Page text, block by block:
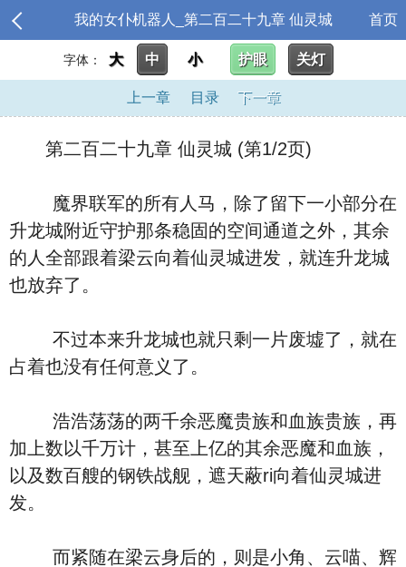
我的女仆机器人_第二百二十九章 仙灵城 首页
字体： 大 中 小 护眼 关灯
上一章 目录 下一章
第二百二十九章 仙灵城 (第1/2页)
魔界联军的所有人马，除了留下一小部分在
升龙城附近守护那条稳固的空间通道之外，其余
的人全部跟着梁云向着仙灵城进发，就连升龙城
也放弃了。
不过本来升龙城也就只剩一片废墟了，就在
占着也没有任何意义了。
浩浩荡荡的两千余恶魔贵族和血族贵族，再
加上数以千万计，甚至上亿的其余恶魔和血族，
以及数百艘的钢铁战舰，遮天蔽ri向着仙灵城进
发。
而紧随在梁云身后的，则是小角、云喵、辉